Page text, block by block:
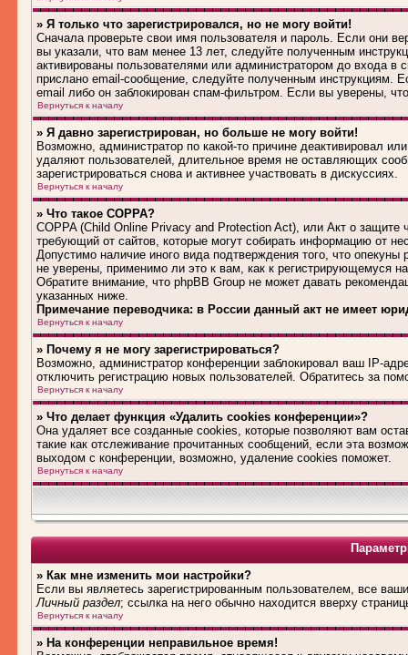
» Я только что зарегистрировался, но не могу войти!
Сначала проверьте свои имя пользователя и пароль. Если они
вы указали, что вам менее 13 лет, следуйте полученным
активированы пользователями или администратором до входа
прислано email-сообщение, следуйте полученным инструкциям.
email либо он заблокирован спам-фильтром. Если вы уверены,
Вернуться к началу
» Я давно зарегистрирован, но больше не могу войти!
Возможно, администратор по какой-то причине деактивировал
удаляют пользователей, длительное время не оставляющих
зарегистрироваться снова и активнее участвовать в дискуссиях.
Вернуться к началу
» Что такое COPPA?
COPPA (Child Online Privacy and Protection Act), или Акт о защите
требующий от сайтов, которые могут собирать информацию от
Допустимо наличие иного вида подтверждения того, что
не уверены, применимо ли это к вам, как к регистрирующемуся
Обратите внимание, что phpBB Group не может давать
указанных ниже.
Примечание переводчика: в России данный акт не имеет
Вернуться к началу
» Почему я не могу зарегистрироваться?
Возможно, администратор конференции заблокировал ваш IP-
отключить регистрацию новых пользователей. Обратитесь за
Вернуться к началу
» Что делает функция «Удалить cookies конференции»?
Она удаляет все созданные cookies, которые позволяют вам
такие как отслеживание прочитанных сообщений, если эта
выходом с конференции, возможно, удаление cookies поможет.
Вернуться к началу
» Как мне изменить мои настройки?
Если вы являетесь зарегистрированным пользователем, все
Личный раздел; ссылка на него обычно находится вверху
Вернуться к началу
» На конференции неправильное время!